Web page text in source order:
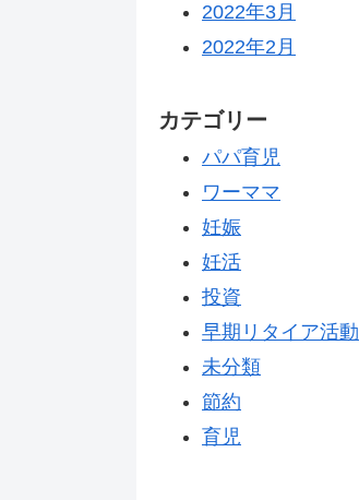
2022年3月
2022年2月
カテゴリー
パパ育児
ワーママ
妊娠
妊活
投資
早期リタイア活動
未分類
節約
育児